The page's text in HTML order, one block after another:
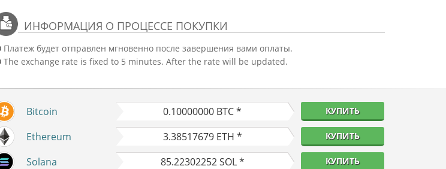
ИНФОРМАЦИЯ О ПРОЦЕССЕ ПОКУПКИ
Платеж будет отправлен мгновенно после завершения вами оплаты.
The exchange rate is fixed to 5 minutes. After the rate will be updated.
Bitcoin 0.10000000 BTC * КУПИТЬ
Ethereum 3.38517679ETH * КУПИТЬ
Solana 85.22302252SOL * КУПИТЬ